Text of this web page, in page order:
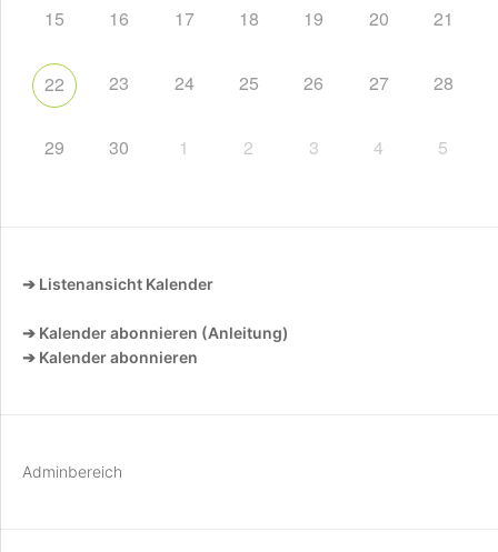
15 16 17 18 19 20 21
22 23 24 25 26 27 28
29 30 1 2 3 4 5
➔ Listenansicht Kalender
➔ Kalender abonnieren (Anleitung)
➔ Kalender abonnieren
Adminbereich